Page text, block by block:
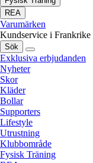
REA
Varumärken
Kundservice i Frankrike
Sök
Exklusiva erbjudanden
Nyheter
Skor
Kläder
Bollar
Supporters
Lifestyle
Utrustning
Klubbområde
Fysisk Träning